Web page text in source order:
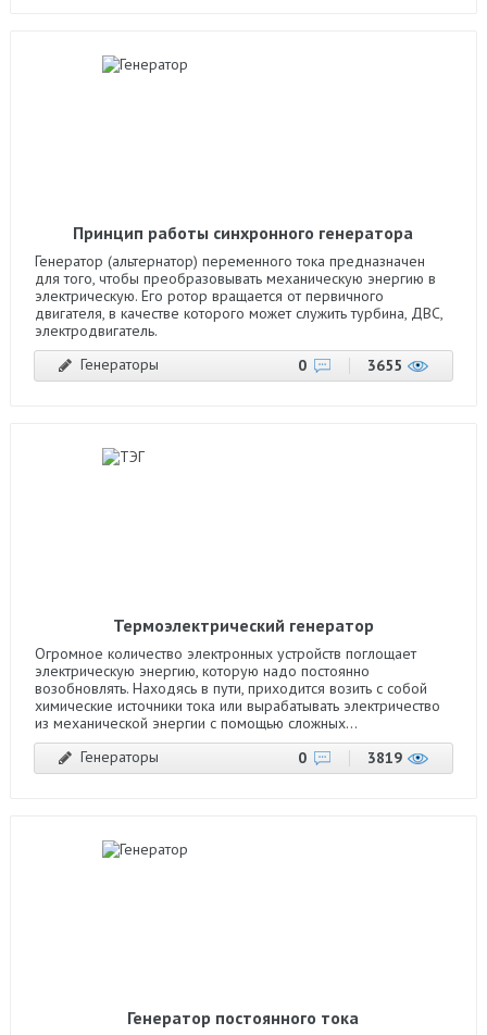
Принцип работы синхронного генератора
Генератор (альтернатор) переменного тока предназначен
для того, чтобы преобразовывать механическую энергию в
электрическую. Его ротор вращается от первичного
двигателя, в качестве которого может служить турбина, ДВС,
электродвигатель.
Генераторы
0 3655
Термоэлектрический генератор
Огромное количество электронных устройств поглощает
электрическую энергию, которую надо постоянно
возобновлять. Находясь в пути, приходится возить с собой
химические источники тока или вырабатывать электричество
из механической энергии с помощью сложных...
Генераторы
0 3819
Генератор постоянного тока